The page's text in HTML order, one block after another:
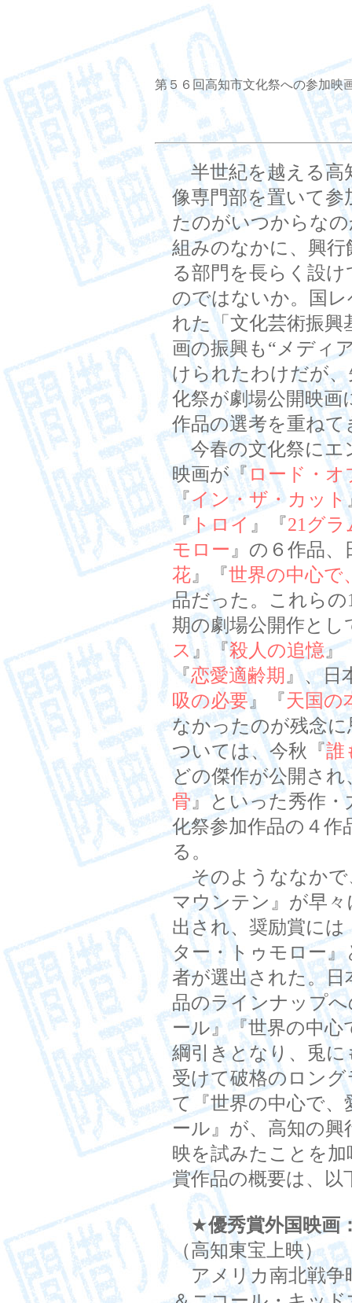
第５６回高知市文化祭への参加映
半世紀を越える高
像専門部を置いて
たのがいつからな
組みのなかに、興
る部門を長らく設
のではないか。国
れた「文化芸術振
画の振興も“メディ
けられたわけだが
化祭が劇場公開映画
作品の選考を重ね
今春の文化祭にエ
映画が『ロード・オ
『イン・ザ・カット
『 トロイ 』『21グラ
モロー 』の６作品
花 』『世界の中心で
品だった。これら
期の劇場公開作とし
ス』『殺人の追憶』
『恋愛適齢期 』、日
吸の必要』『天国の
なかったのが残念
ついては、今秋『誰
どの傑作が公開され
骨』といった秀作
化祭参加作品の４作
る。
そのようななかで
マウンテン』が早
出され、奨励賞に
ター・トゥモロー
者が選出された。
品のラインナップ
ール』『世界の中
綱引きとなり、兎
受けて破格のロン
て『世界の中心で
ール』が、高知の
映を試みたことを
賞作品の概要は、
★優秀賞外国映画
（高知東宝上映）
アメリカ南北戦争